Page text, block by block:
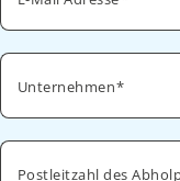
Unternehmen
Postleitzahl des